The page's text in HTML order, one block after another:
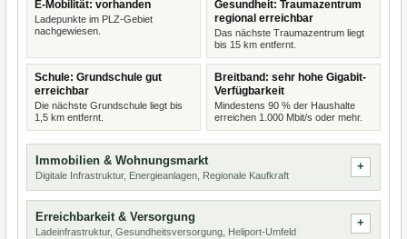
E-Mobilität: vorhanden
Ladepunkte im PLZ-Gebiet
nachgewiesen.
Gesundheit: Traumazentrum
regional erreichbar
Das nächste Traumazentrum liegt
bis 15 km entfernt.
Schule: Grundschule gut
erreichbar
Die nächste Grundschule liegt bis
1,5 km entfernt.
Breitband: sehr hohe Gigabit-
Verfügbarkeit
Mindestens 90 % der Haushalte
erreichen 1.000 Mbit/s oder mehr.
Immobilien & Wohnungsmarkt
Digitale Infrastruktur, Energieanlagen, Regionale Kaufkraft
Erreichbarkeit & Versorgung
Ladeinfrastruktur, Gesundheitsversorgung, Heliport-Umfeld